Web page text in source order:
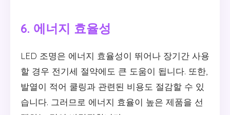
6. 에너지 효율성
LED 조명은 에너지 효율성이 뛰어나 장기간 사용
할 경우 전기세 절약에도 큰 도움이 됩니다. 또한,
발열이 적어 쿨링과 관련된 비용도 절감할 수 있
습니다. 그러므로 에너지 효율이 높은 제품을 선